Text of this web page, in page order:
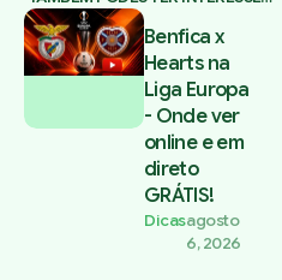
Benfica x
Hearts na
Liga Europa
- Onde ver
online e em
direto
GRÁTIS!
Dicasagosto
6, 2026